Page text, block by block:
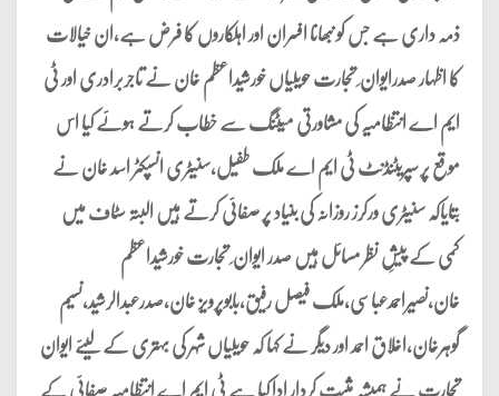
ذمہ داری ہے جس کو نبھانا افسران اور اہلکاروں کا فرض ہے،ان خیالات
کا اظہار صدرایوان ِ تجارت حویلیاں خورشیداعظم خان نے تاجربرادری اور ٹی
ایم اے انتظامیہ کی مشاورتی میٹنگ سے خطاب کرتے ہوئے کیا اس
موقع پر سپریٹنڈنٹ ٹی ایم اے ملک طفیل،سنیٹری انسپکٹر اسد خان نے
بتایاکہ سنیٹری ورکرز روزانہ کی بنیاد پر صفائی کرتے ہیں البتہ سٹاف میں
کمی کے پیشِ نظر مسائل ہیں صدر ایوان ِ تجارت خورشیداعظم
خان،نصیراحمدعباسی،ملک فیصل رفیق،بابوپرویز خان،صدرعبدالرشید،نسیم
گوہرخان،اخلاق احمد اور دیگر نے کہا کہ حویلیاں شہر کی بہتری کے لیئے ایوان